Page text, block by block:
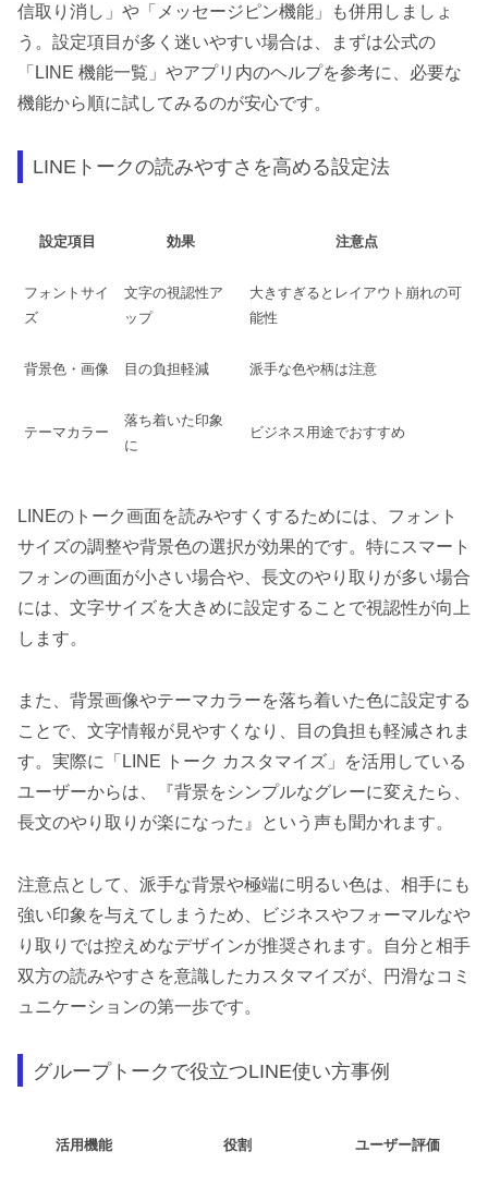
信取り消し」や「メッセージピン機能」も併用しましょ
う。設定項目が多く迷いやすい場合は、まずは公式の
「LINE 機能一覧」やアプリ内のヘルプを参考に、必要な
機能から順に試してみるのが安心です。
LINEトークの読みやすさを高める設定法
設定項目 効果 注意点
フォントサイ
ズ
文字の視認性ア
ップ
大きすぎるとレイアウト崩れの可
能性
背景色・画像 目の負担軽減 派手な色や柄は注意
テーマカラー
落ち着いた印象
に
ビジネス用途でおすすめ
LINEのトーク画面を読みやすくするためには、フォント
サイズの調整や背景色の選択が効果的です。特にスマート
フォンの画面が小さい場合や、長文のやり取りが多い場合
には、文字サイズを大きめに設定することで視認性が向上
します。
また、背景画像やテーマカラーを落ち着いた色に設定する
ことで、文字情報が見やすくなり、目の負担も軽減されま
す。実際に「LINE トーク カスタマイズ」を活用している
ユーザーからは、『背景をシンプルなグレーに変えたら、
長文のやり取りが楽になった』という声も聞かれます。
注意点として、派手な背景や極端に明るい色は、相手にも
強い印象を与えてしまうため、ビジネスやフォーマルなや
り取りでは控えめなデザインが推奨されます。自分と相手
双方の読みやすさを意識したカスタマイズが、円滑なコミ
ュニケーションの第一歩です。
グループトークで役立つLINE使い方事例
活用機能 役割 ユーザー評価